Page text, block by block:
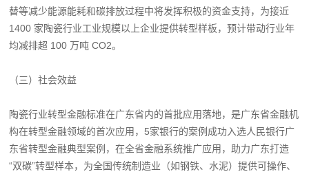
替等减少能源能耗和碳排放过程中将发挥积极的资金支持，为接近
1400 家陶瓷行业工业规模以上企业提供转型样板，预计带动行业年
均减排超 100 万吨 CO2。
（三）社会效益
陶瓷行业转型金融标准在广东省内的首批应用落地，是广东省金融机
构在转型金融领域的首次应用，5家银行的案例成功入选人民银行广
东省转型金融典型案例，在全省金融系统推广应用，助力广东打造
“双碳”转型样本，为全国传统制造业（如钢铁、水泥）提供可操作、